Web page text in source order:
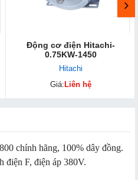
Động cơ điện Hitachi-
0.75KW-1450
Hitachi
Giá:Liên hệ
chính hãng, 100% dây đồng.
điện F, điện áp 380V.